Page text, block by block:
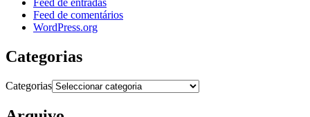
Feed de entradas
Feed de comentários
WordPress.org
Categorias
Categorias